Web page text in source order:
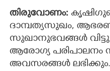
തിരുവോണം:
ദാമ്പത്യസുഖം,
സുഖാനുഭവങ്ങള്‍ വിട്ടു
ആരോഗ്യ പരിപാലനം
അവസരങ്ങള്‍ ലഭിക്കും.